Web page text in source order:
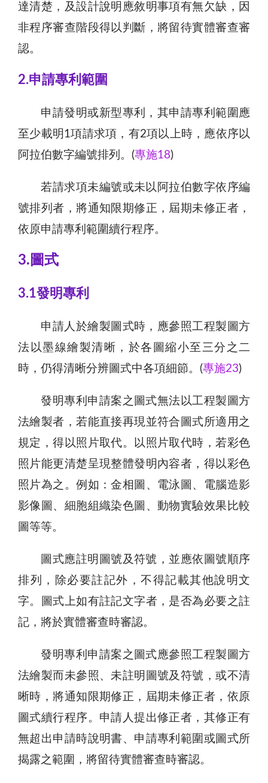
達清楚，及設計說明應敘明事項有無欠缺，因
非程序審查階段得以判斷，將留待實體審查審
認。
2.申請專利範圍
申請發明或新型專利，其申請專利範圍應
至少載明1項請求項，有2項以上時，應依序以
阿拉伯數字編號排列。(專施18)
若請求項未編號或未以阿拉伯數字依序編
號排列者，將通知限期修正，屆期未修正者，
依原申請專利範圍續行程序。
3.圖式
3.1發明專利
申請人於繪製圖式時，應參照工程製圖方
法以墨線繪製清晰，於各圖縮小至三分之二
時，仍得清晰分辨圖式中各項細節。(專施23)
發明專利申請案之圖式無法以工程製圖方
法繪製者，若能直接再現並符合圖式所適用之
規定，得以照片取代。以照片取代時，若彩色
照片能更清楚呈現整體發明內容者，得以彩色
照片為之。例如：金相圖、電泳圖、電腦造影
影像圖、細胞組織染色圖、動物實驗效果比較
圖等等。
圖式應註明圖號及符號，並應依圖號順序
排列，除必要註記外，不得記載其他說明文
字。圖式上如有註記文字者，是否為必要之註
記，將於實體審查時審認。
發明專利申請案之圖式應參照工程製圖方
法繪製而未參照、未註明圖號及符號，或不清
晰時，將通知限期修正，屆期未修正者，依原
圖式續行程序。申請人提出修正者，其修正有
無超出申請時說明書、申請專利範圍或圖式所
揭露之範圍，將留待實體審查時審認。